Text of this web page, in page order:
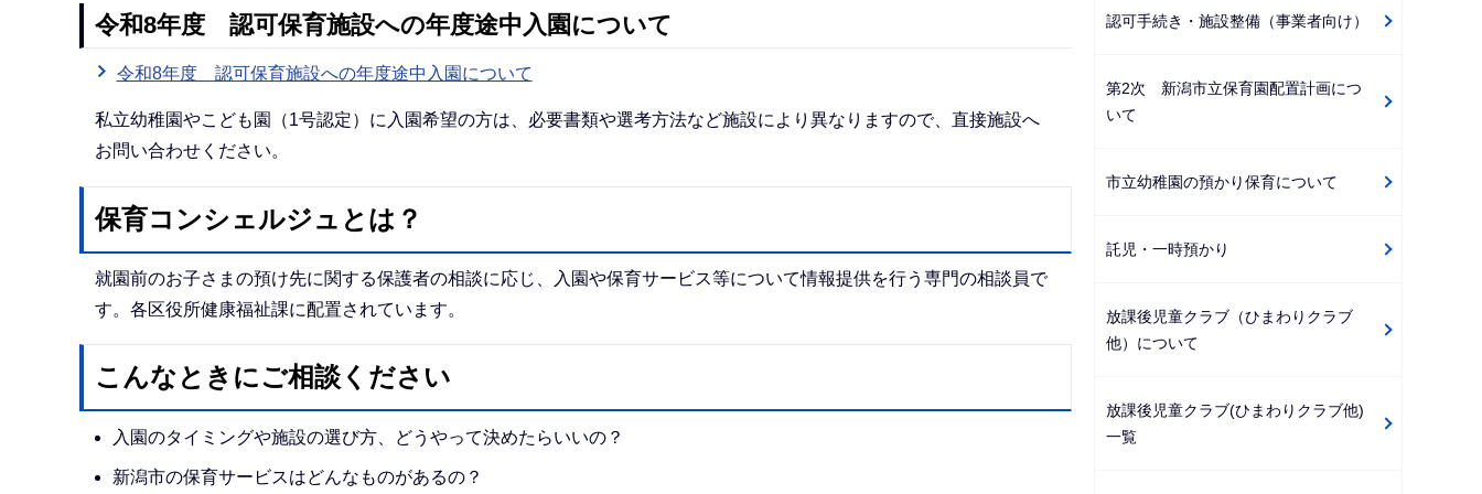
令和8年度 認可保育施設への年度途中入園について
令和8年度 認可保育施設への年度途中入園について
私立幼稚園やこども園（1号認定）に入園希望の方は、必要書類や選考方法など施設により異なりますので、直接施設へ
お問い合わせください。
保育コンシェルジュとは？
就園前のお子さまの預け先に関する保護者の相談に応じ、入園や保育サービス等について情報提供を行う専門の相談員で
す。各区役所健康福祉課に配置されています。
こんなときにご相談ください
入園のタイミングや施設の選び方、どうやって決めたらいいの？
新潟市の保育サービスはどんなものがあるの？
認可手続き・施設整備（事業者向け）
第2次 新潟市立保育園配置計画につ
いて
市立幼稚園の預かり保育について
託児・一時預かり
放課後児童クラブ（ひまわりクラブ
他）について
放課後児童クラブ(ひまわりクラブ他)
一覧